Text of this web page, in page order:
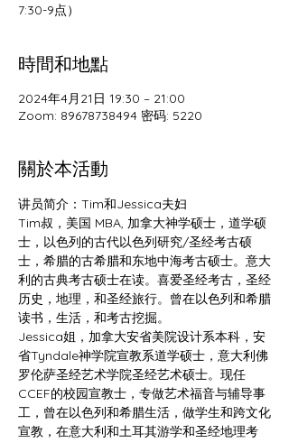
7:30-9点）
時間和地點
2024年4月21日 19:30 – 21:00
Zoom: 89678738494 密码: 5220
關於本活動
讲员简介：Tim和Jessica夫妇
Tim叔，美国 MBA, 加拿大神学硕士，道学硕
士，以色列的古代以色列研究/圣经考古硕
士，希腊的古希腊和东地中海考古硕士。意大
利的古典考古硕士在读。喜爱圣经考古，圣经
历史，地理，和圣经旅行。曾在以色列和希腊
读书，生活，和考古挖掘。
Jessica姐，加拿大安省美院设计系本科，安
省Tyndale神学院宣教系道学硕士，意大利佛
罗伦萨圣经艺术学院圣经艺术硕士。现任
CCEF的校园宣教士，专做艺术福音与辅导事
工，曾在以色列和希腊生活，做学生和跨文化
宣教，在意大利和土耳其游学和圣经地理考